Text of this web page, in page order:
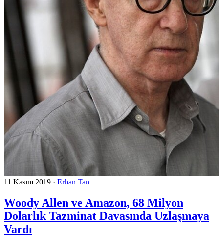
11 Kasım 2019 · Erhan Tan
Woody Allen ve Amazon, 68 Milyon
Dolarlık Tazminat Davasında Uzlaşmaya
Vardı